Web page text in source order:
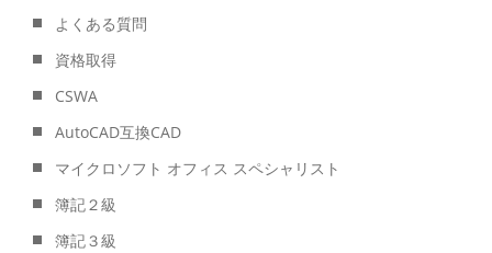
よくある質問
資格取得
CSWA
AutoCAD互換CAD
マイクロソフト オフィス スペシャリスト
簿記２級
簿記３級